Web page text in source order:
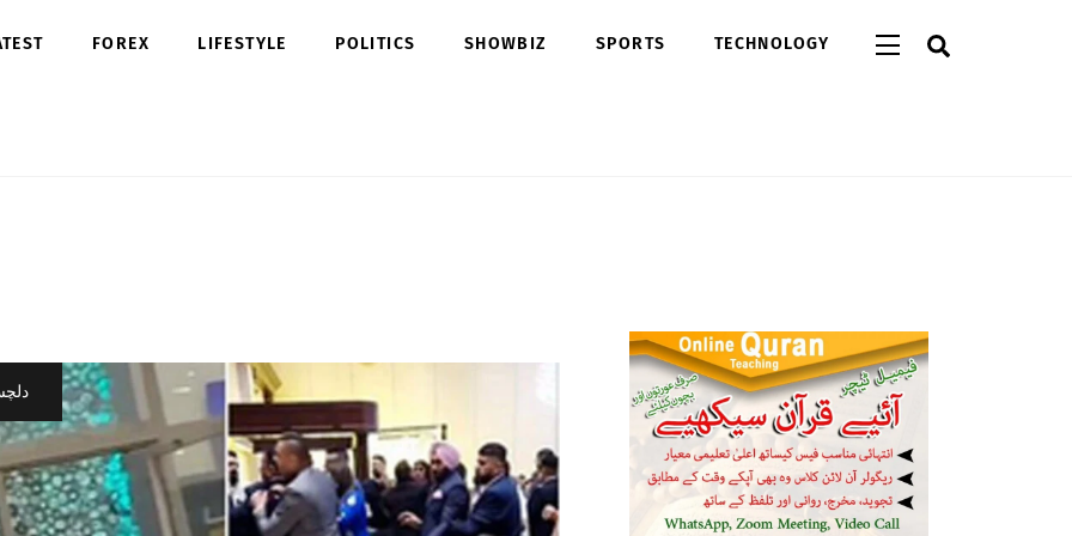
FOREX LIFESTYLE POLITICS SHOWBIZ SPORTS TECHNOLOGY Widgets